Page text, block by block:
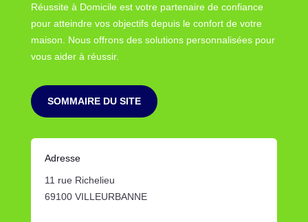
Réussite à Domicile est votre partenaire de confiance
pour atteindre vos objectifs depuis le confort de votre
maison. Nous offrons des solutions personnalisées pour
vous aider à réussir.
SOMMAIRE DU SITE
Adresse
11 rue Richelieu
69100 VILLEURBANNE